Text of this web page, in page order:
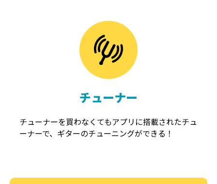
チューナー
チューナーを買わなくてもアプリに搭載されたチュ
ーナーで、ギターのチューニングができる！